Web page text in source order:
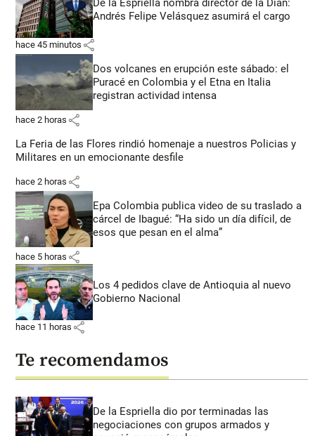
De la Espriella nombra director de la Dian:
Andrés Felipe Velásquez asumirá el cargo
hace 45 minutos share
Dos volcanes en erupción este sábado: el
Puracé en Colombia y el Etna en Italia
registran actividad intensa
hace 2 horas share
La Feria de las Flores rindió homenaje a nuestros Policias y
Militares en un emocionante desfile
hace 2 horas share
Epa Colombia publica video de su traslado a
cárcel de Ibagué: “Ha sido un día difícil, de
esos que pesan en el alma”
hace 5 horas share
Los 4 pedidos clave de Antioquia al nuevo
Gobierno Nacional
hace 11 horas share
Te recomendamos
De la Espriella dio por terminadas las
negociaciones con grupos armados y